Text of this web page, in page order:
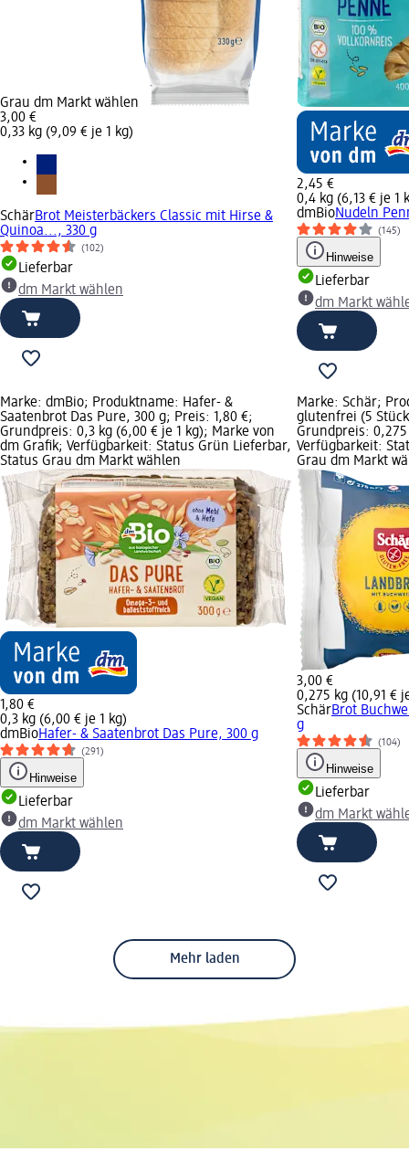
Grau dm Markt wählen
3,00 €
0,33 kg (9,09 € je 1 kg)
SchärBrot Meisterbäckers Classic mit Hirse &
Quinoa..., 330 g
(102)
Lieferbar
dm Markt wählen
2,45 €
0,4 kg (6,13 € je 1
dmBioNudeln
(145)
Hinweise
Lieferbar
dm Markt
Marke: dmBio; Produktname: Hafer- &
Saatenbrot Das Pure, 300 g; Preis: 1,80 €;
Grundpreis: 0,3 kg (6,00 € je 1 kg); Marke von
dm Grafik; Verfügbarkeit: Status Grün Lieferbar,
Status Grau dm Markt wählen
1,80 €
0,3 kg (6,00 € je 1 kg)
dmBioHafer- & Saatenbrot Das Pure, 300 g
(291)
Hinweise
Lieferbar
dm Markt wählen
Marke: Schär;
glutenfrei (5
Grundpreis: 0,275
Verfügbarkeit:
Grau dm Markt
3,00 €
0,275 kg (10,91 €
SchärBrot
g
(104)
Hinweise
Lieferbar
dm Markt
Mehr laden